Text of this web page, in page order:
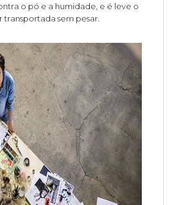
o pó e a humidade, e é leve o
transportada sem pesar.